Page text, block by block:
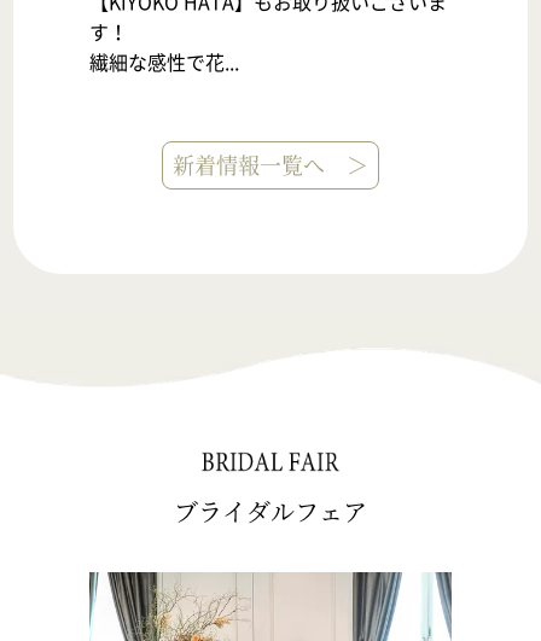
す！
繊細な感性で花...
新着情報一覧へ ＞
ブライダルフェア